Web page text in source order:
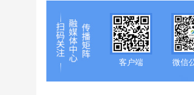
客户端 微信